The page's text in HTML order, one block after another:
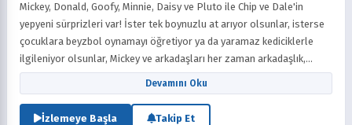
Mickey, Donald, Goofy, Minnie, Daisy ve Pluto ile Chip ve Dale'in
yepyeni sürprizleri var! İster tek boynuzlu at arıyor olsunlar, isterse
çocuklara beyzbol oynamayı öğretiyor ya da yaramaz kediciklerle
ilgileniyor olsunlar, Mickey ve arkadaşları her zaman arkadaşlık,
takım çalışması, yardımlaşma, macera ve tonlarca kahkaha ve
neşeyle harika zaman geçirirler!
Devamını Oku
İzlemeye Başla Takip Et